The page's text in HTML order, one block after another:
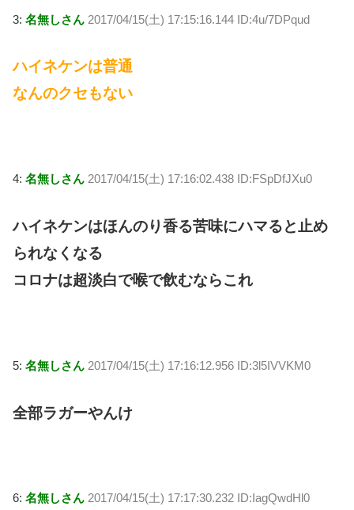
3: 名無しさん 2017/04/15(土) 17:15:16.144 ID:4u/7DPqud
ハイネケンは普通
なんのクセもない
4: 名無しさん 2017/04/15(土) 17:16:02.438 ID:FSpDfJXu0
ハイネケンはほんのり香る苦味にハマると止め
られなくなる
コロナは超淡白で喉で飲むならこれ
5: 名無しさん 2017/04/15(土) 17:16:12.956 ID:3l5IVVKM0
全部ラガーやんけ
6: 名無しさん 2017/04/15(土) 17:17:30.232 ID:IagQwdHl0